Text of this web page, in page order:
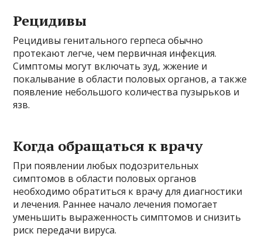
Рецидивы
Рецидивы генитального герпеса обычно
протекают легче, чем первичная инфекция.
Симптомы могут включать зуд, жжение и
покалывание в области половых органов, а также
появление небольшого количества пузырьков и
язв.
Когда обращаться к врачу
При появлении любых подозрительных
симптомов в области половых органов
необходимо обратиться к врачу для диагностики
и лечения. Раннее начало лечения помогает
уменьшить выраженность симптомов и снизить
риск передачи вируса.